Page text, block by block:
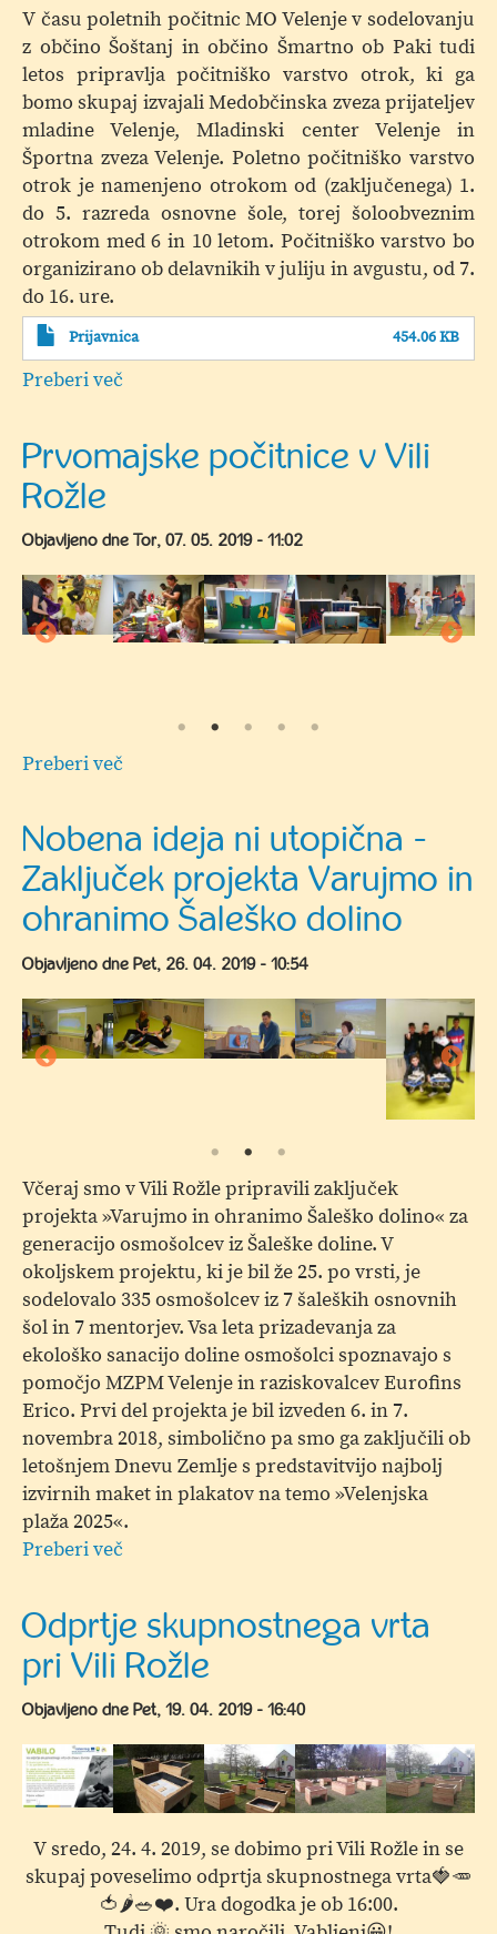
V času poletnih počitnic MO Velenje v sodelovanju
z občino Šoštanj in občino Šmartno ob Paki tudi
letos pripravlja počitniško varstvo otrok, ki ga
bomo skupaj izvajali Medobčinska zveza prijateljev
mladine Velenje, Mladinski center Velenje in
Športna zveza Velenje. Poletno počitniško varstvo
otrok je namenjeno otrokom od (zaključenega) 1.
do 5. razreda osnovne šole, torej šoloobveznim
otrokom med 6 in 10 letom. Počitniško varstvo bo
organizirano ob delavnikih v juliju in avgustu, od 7.
do 16. ure.
Prijavnica 454.06 KB
Preberi več
varstvo
Rožle
in
MC
Velenje
Prvomajske počitnice v Vili
Rožle
Objavljeno dne Tor, 07. 05. 2019 - 11:02
Preberi več
počitnice
v
Vili
Nobena ideja ni utopična -
Zaključek projekta Varujmo in
ohranimo Šaleško dolino
Objavljeno dne Pet, 26. 04. 2019 - 10:54
Včeraj smo v Vili Rožle pripravili zaključek
projekta »Varujmo in ohranimo Šaleško dolino« za
generacijo osmošolcev iz Šaleške doline. V
okoljskem projektu, ki je bil že 25. po vrsti, je
sodelovalo 335 osmošolcev iz 7 šaleških osnovnih
šol in 7 mentorjev. Vsa leta prizadevanja za
ekološko sanacijo doline osmošolci spoznavajo s
pomočjo MZPM Velenje in raziskovalcev Eurofins
Erico. Prvi del projekta je bil izveden 6. in 7.
novembra 2018, simbolično pa smo ga zaključili ob
letošnjem Dnevu Zemlje s predstavitvijo najbolj
izvirnih maket in plakatov na temo »Velenjska
plaža 2025«.
Preberi več
ni
utopična
Zaključek
projekta
Varujmo
in
Šaleško
dolino
Odprtje skupnostnega vrta
pri Vili Rožle
Objavljeno dne Pet, 19. 04. 2019 - 16:40
V sredo, 24. 4. 2019, se dobimo pri Vili Rožle in se
skupaj poveselimo odprtja skupnostnega vrta🍓🥕
🍅🌶🥗❤️. Ura dogodka je ob 16:00.